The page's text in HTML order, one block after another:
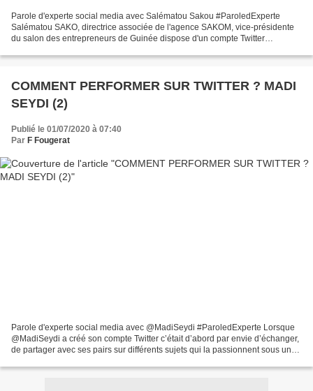
Parole d'experte social media avec Salématou Sakou #ParoledExperte
Salématou SAKO, directrice associée de l'agence SAKOM, vice-présidente
du salon des entrepreneurs de Guinée dispose d'un compte Twitter
COMMENT PERFORMER SUR TWITTER ? MADI
SEYDI (2)
Publié le 01/07/2020 à 07:40
Par F Fougerat
Parole d'experte social media avec @MadiSeydi #ParoledExperte Lorsque
@MadiSeydi a créé son compte Twitter c’était d’abord par envie d’échanger,
de partager avec ses pairs sur différents sujets qui la passionnent sous un